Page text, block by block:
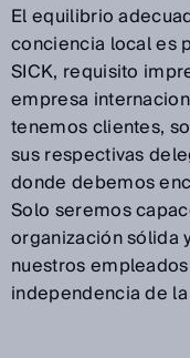
El equilibrio
conciencia local es
SICK, requisito
empresa
tenemos clientes,
sus respectivas
donde debemos
Solo seremos
organización sólida
nuestros
independencia de